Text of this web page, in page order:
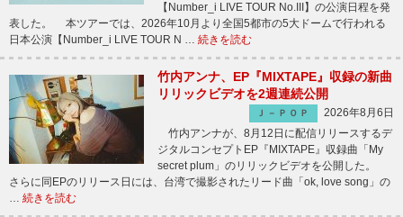
【Number_i LIVE TOUR No.III】の公演日程を発
表した。 本ツアーでは、2026年10月より全国5都市の5大ドームで行われる
日本公演【Number_i LIVE TOUR N … 続きを読む
竹内アンナ、EP『MIXTAPE』収録の新曲
リリックビデオを2週連続公開
Ｊ－ＰＯＰ
2026年8月6日
竹内アンナが、8月12日に配信リリースするデ
ジタルコンセプトEP『MIXTAPE』収録曲「My
secret plum」のリリックビデオを公開した。
さらに同EPのリリース日には、台湾で撮影されたリード曲「ok, love song」の
… 続きを読む